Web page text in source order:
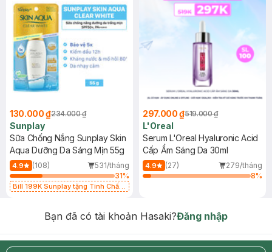
130.000 ₫234.000 ₫
Sunplay
Sữa Chống Nắng Sunplay Skin
Aqua Dưỡng Da Sáng Mịn 55g
4.9 (108)
531/tháng
31%
Bill 199K Sunplay tặng Tinh Chất
297.000 ₫519.000 ₫
L'Oreal
Serum L'Oreal Hyaluronic Acid
Cấp Ẩm Sáng Da 30ml
4.9 (27)
279/tháng
8%
Bạn đã có tài khoản Hasaki?Đăng nhập